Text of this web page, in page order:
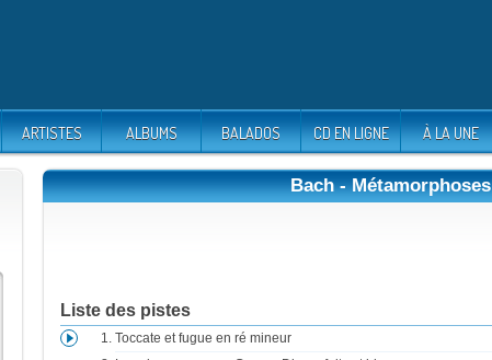
ARTISTES ALBUMS BALADOS CD EN LIGNE À LA UNE
Bach - Métamorphoses
Liste des pistes
Toccate et fugue en ré mineur